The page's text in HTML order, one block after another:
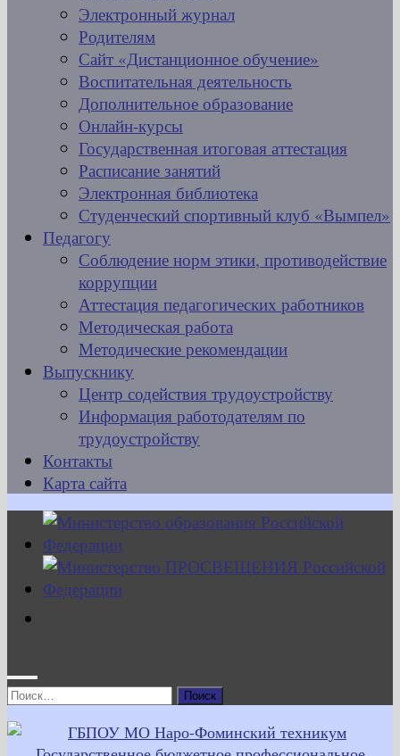
Электронный журнал
Родителям
Сайт «Дистанционное обучение»
Воспитательная деятельность
Дополнительное образование
Онлайн-курсы
Государственная итоговая аттестация
Расписание занятий
Электронная библиотека
Студенческий спортивный клуб «Вымпел»
Педагогу
Соблюдение норм этики, противодействие
коррупции
Аттестация педагогических работников
Методическая работа
Методические рекомендации
Выпускнику
Центр содействия трудоустройству
Информация работодателям по
трудоустройству
Контакты
Карта сайта
Найти: